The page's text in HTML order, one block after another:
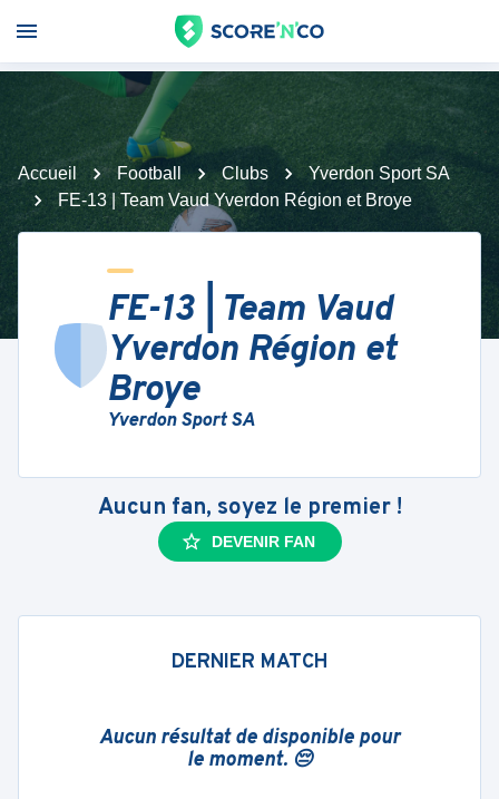
Accueil Football Clubs
Yverdon Sport SA
FE-13 | Team Vaud Yverdon Région et Broye
FE-13 | Team Vaud
Yverdon Région et
Broye
Yverdon Sport SA
Aucun fan, soyez le premier !
DEVENIR FAN
DERNIER MATCH
Aucun résultat de disponible pour
le moment. 😔